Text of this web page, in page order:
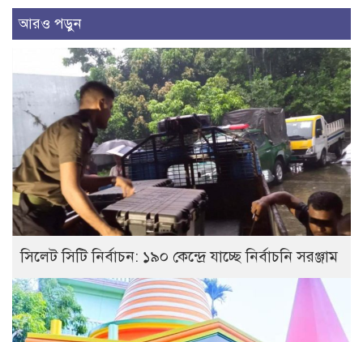
আরও পড়ুন
সিলেট সিটি নির্বাচন: ১৯০ কেন্দ্রে যাচ্ছে নির্বাচনি সরঞ্জাম